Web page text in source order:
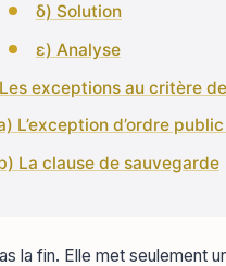
δ) Solution
ε) Analyse
exceptions au critère
L’exception d’ordre
La clause de sauvegarde
la fin. Elle met seulement